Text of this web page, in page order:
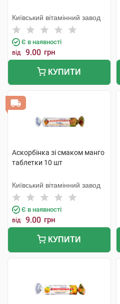
Київський вітамінний завод
Є в наявності
від 9.00 грн
КУПИТИ
Аскорбінка зі смаком манго
таблетки 10 шт
Київський вітамінний завод
Є в наявності
від 9.00 грн
КУПИТИ